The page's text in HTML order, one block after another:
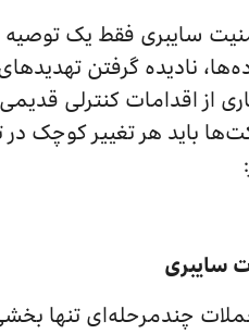
سایبری فقط یک
نادیده گرفتن
از اقدامات کنترلی
باید هر تغییر
چندمرحله‌ای تنها